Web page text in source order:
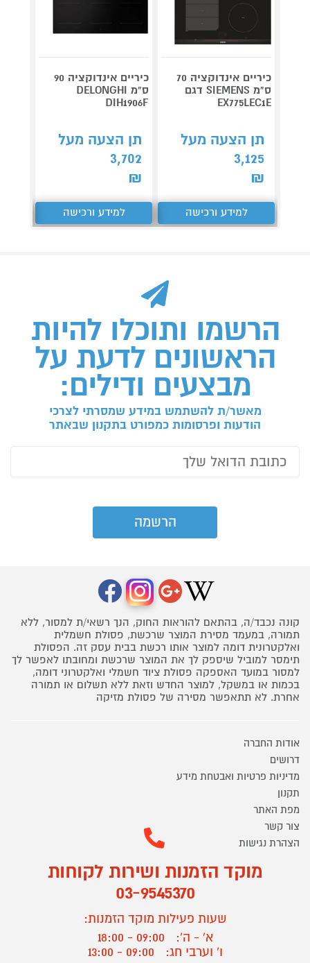
כיריים אינדוקציה 70
ס"מ SIEMENS דגם
EX775LEC1E
תן הצעה מעל
3,125
₪
למידע ורכישה
כיריים אינדוקציה 90
ס"מ DELONGHI
DIH1906F
תן הצעה מעל
3,702
₪
למידע ורכישה
הרשמו ותוכלו להיות
הראשונים לדעת על
מבצעים ודילים:
מאשר/ת להשתמש במידע שמסרתי לצרכי
הודעות ופרסומות כמפורט בתקנון שבאתר
קונה נכבד/ה, בהתאם להוראות החוק, הנך רשאי/ת למסור, ללא
תמורה, במעמד מסירת המוצר שרכשת, פסולת חשמלית
ואלקטרונית דומה למוצר אותו רכשת בבית עסק זה. הפסולת
תימסר למוביל שיספק לך את המוצר שרכשת ומחובתו לאפשר לך
למסור במועד האספקה פסולת ציוד חשמלי ואלקטרוני דומה,
בכמות או במשקל, למוצר החדש וזאת ללא תשלום או תמורה
אחרת. לא תתאפשר מסירה של פסולת מזיקה
אודות החברה
דרושים
מדיניות פרטיות ואבטחת מידע
תקנון
מפת האתר
צור קשר
הצהרת נגישות
מוקד הזמנות ושירות לקוחות
03-9545370
שעות פעילות מוקד הזמנות:
א' - ה':
09:00 - 18:00
ו' וערבי חג:
09:00 - 13:00